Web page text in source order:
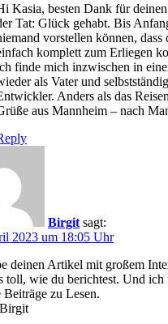
Kasia, besten Dank für
Tat: Glück gehabt. Bis
vorstellen können, dass
komplett zum Erliegen
finde mich inzwischen in
als Vater und
Anders als das
aus Mannheim – nach
Birgit sagt:
2023 um 18:05 Uhr
deinen Artikel mit großem
toll, wie du berichtest. Und ich
Beiträge zu Lesen.